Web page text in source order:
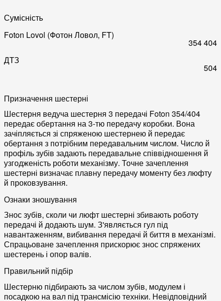
Сумісність
Foton Lovol (Фотон Ловол, FT)
354404
ДТЗ
504
Призначення шестерні
Шестерня ведуча шестерня 3 передачі Foton 354/404
передає обертання на 3-тю передачу коробки. Вона
зачіпляється зі спряженою шестернею й передає
обертання з потрібним передавальним числом. Число й
профіль зубів задають передавальне співвідношення й
узгодженість роботи механізму. Точне зачеплення
шестерні визначає плавну передачу моменту без люфту
й проковзування.
Ознаки зношування
Знос зубів, сколи чи люфт шестерні збивають роботу
передачі й додають шум. З'являється гул під
навантаженням, вибивання передачі й биття в механізмі.
Спрацьоване зачеплення прискорює знос спряжених
шестерень і опор валів.
Правильний підбір
Шестерню підбирають за числом зубів, модулем і
посадкою на вал під трансмісію техніки. Невідповідний